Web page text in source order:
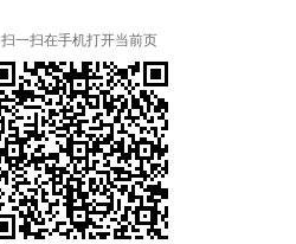
扫一扫在手机打开当前页